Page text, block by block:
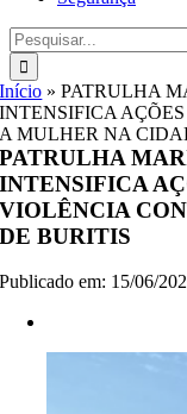
Buscar
resultados
para:
Início »PATRULHA
INTENSIFICA
A MULHER NA
PATRULHA
INTENSIFICA
VIOLÊNCIA
DE BURITIS
Publicado em: 15/06/